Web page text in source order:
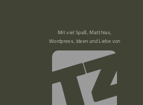
Mit viel Spaß, Matthias,
Wordpress, Ideen und Liebe von